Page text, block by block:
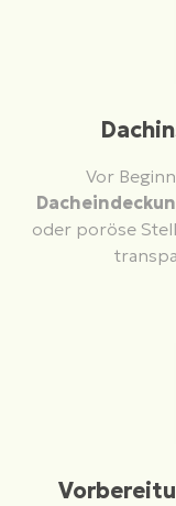
Vor
oder poröse